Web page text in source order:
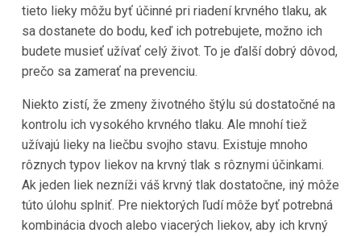
tieto lieky môžu byť účinné pri riadení krvného tlaku, ak
sa dostanete do bodu, keď ich potrebujete, možno ich
budete musieť užívať celý život. To je ďalší dobrý dôvod,
prečo sa zamerať na prevenciu.
Niekto zistí, že zmeny životného štýlu sú dostatočné na
kontrolu ich vysokého krvného tlaku. Ale mnohí tiež
užívajú lieky na liečbu svojho stavu. Existuje mnoho
rôznych typov liekov na krvný tlak s rôznymi účinkami.
Ak jeden liek nezníži váš krvný tlak dostatočne, iný môže
túto úlohu splniť. Pre niektorých ľudí môže byť potrebná
kombinácia dvoch alebo viacerých liekov, aby ich krvný